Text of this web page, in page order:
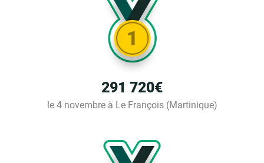
291 720€
le 4 novembre à Le François (Martinique)